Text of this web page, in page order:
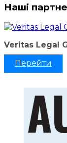
Наші
Veritas Legal
Перейти